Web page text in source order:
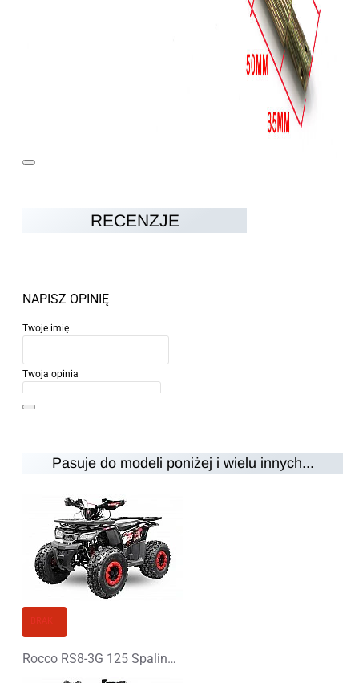
RECENZJE
NAPISZ OPINIĘ
Twoje imię
Twoja opinia
Ocena
Ocena
Zły Dobry
Pasuje do modeli poniżej i wielu innych...
Rocco RS8-3G 125 Spalinowy Midi Quad - PLATIN LINE